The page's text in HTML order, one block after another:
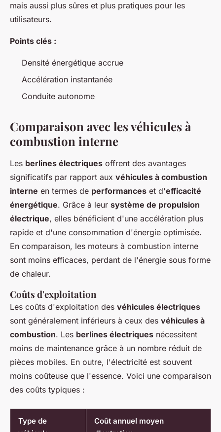
mais aussi plus sûres et plus pratiques pour les
utilisateurs.
Points clés :
Densité énergétique accrue
Accélération instantanée
Conduite autonome
Comparaison avec les véhicules à
combustion interne
Les berlines électriques offrent des avantages
significatifs par rapport aux véhicules à combustion
interne en termes de performances et d'efficacité
énergétique. Grâce à leur système de propulsion
électrique, elles bénéficient d'une accélération plus
rapide et d'une consommation d'énergie optimisée.
En comparaison, les moteurs à combustion interne
sont moins efficaces, perdant de l'énergie sous forme
de chaleur.
Coûts d'exploitation
Les coûts d'exploitation des véhicules électriques
sont généralement inférieurs à ceux des véhicules à
combustion. Les berlines électriques nécessitent
moins de maintenance grâce à un nombre réduit de
pièces mobiles. En outre, l'électricité est souvent
moins coûteuse que l'essence. Voici une comparaison
des coûts typiques :
Type de
Coût annuel moyen